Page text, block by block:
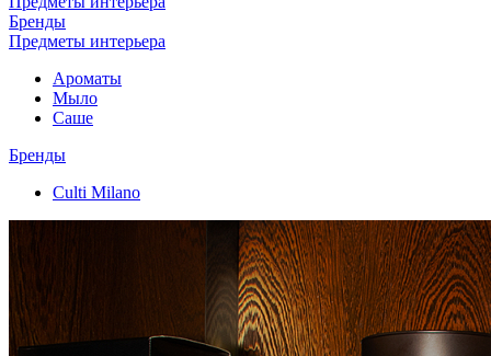
Бренды
Предметы интерьера
Ароматы
Мыло
Саше
Бренды
Culti Milano